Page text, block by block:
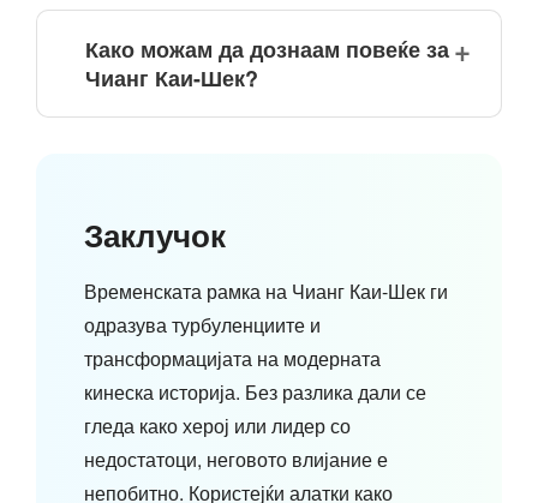
Како можам да дознаам повеќе за
Чианг Каи-Шек?
Заклучок
Временската рамка на Чианг Каи-Шек ги
одразува турбуленциите и
трансформацијата на модерната
кинеска историја. Без разлика дали се
гледа како херој или лидер со
недостатоци, неговото влијание е
непобитно. Користејќи алатки како